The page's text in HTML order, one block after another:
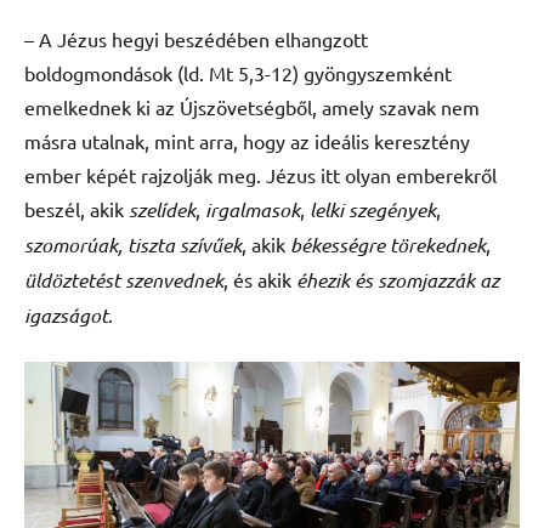
– A Jézus hegyi beszédében elhangzott
boldogmondások (ld. Mt 5,3-12) gyöngyszemként
emelkednek ki az Újszövetségből, amely szavak nem
másra utalnak, mint arra, hogy az ideális keresztény
ember képét rajzolják meg. Jézus itt olyan emberekről
beszél, akik szelídek, irgalmasok, lelki szegények,
szomorúak, tiszta szívűek, akik békességre törekednek,
üldöztetést szenvednek, és akik éhezik és szomjazzák az
igazságot.